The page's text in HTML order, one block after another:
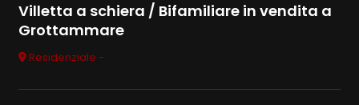
Villetta a schiera / Bifamiliare in vendita a
Grottammare
Residenziale -